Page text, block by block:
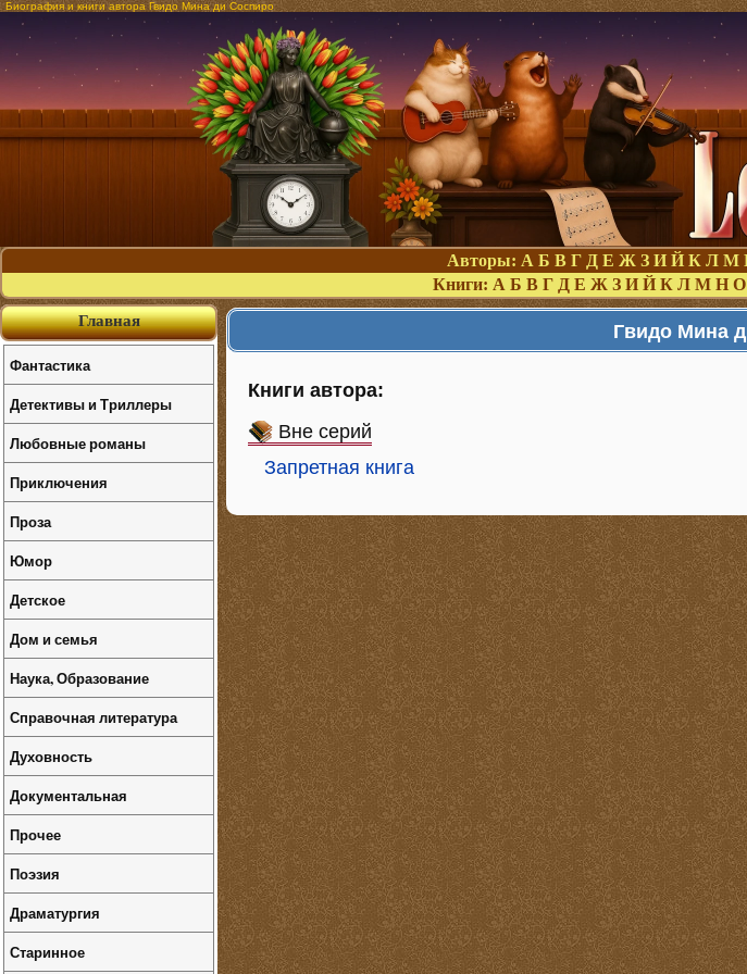
Биография и книги автора Гвидо Мина ди Соспиро
Авторы: А Б В Г Д Е Ж З И Й К Л М
Книги: А Б В Г Д Е Ж З И Й К Л М Н О
Гвидо Мина
Книги автора:
Вне серий
Запретная книга
Главная
Фантастика
Детективы и Триллеры
Любовные романы
Приключения
Проза
Юмор
Детское
Дом и семья
Наука, Образование
Справочная литература
Духовность
Документальная
Прочее
Поэзия
Драматургия
Старинное